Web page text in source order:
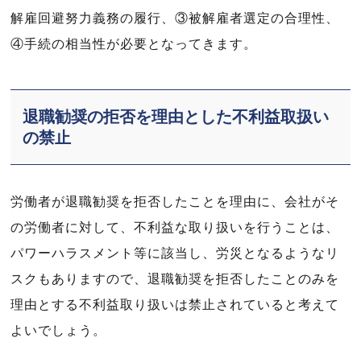
解雇回避努力義務の履行、③被解雇者選定の合理性、
④手続の相当性が必要となってきます。
退職勧奨の拒否を理由とした不利益取扱い
の禁止
労働者が退職勧奨を拒否したことを理由に、会社がそ
の労働者に対して、不利益な取り扱いを行うことは、
パワーハラスメント等に該当し、労災となるようなリ
スクもありますので、退職勧奨を拒否したことのみを
理由とする不利益取り扱いは禁止されていると考えて
よいでしょう。